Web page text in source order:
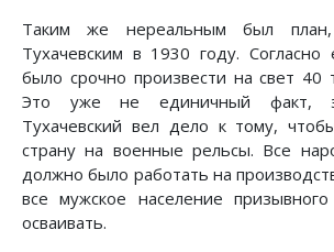
Таким же нереальным был план,
Тухачевским в 1930 году.
было срочно произвести на свет 40
Это уже не единичный факт,
Тухачевский вел дело к тому,
страну на военные рельсы. Все
должно было работать на
все мужское население
осваивать.